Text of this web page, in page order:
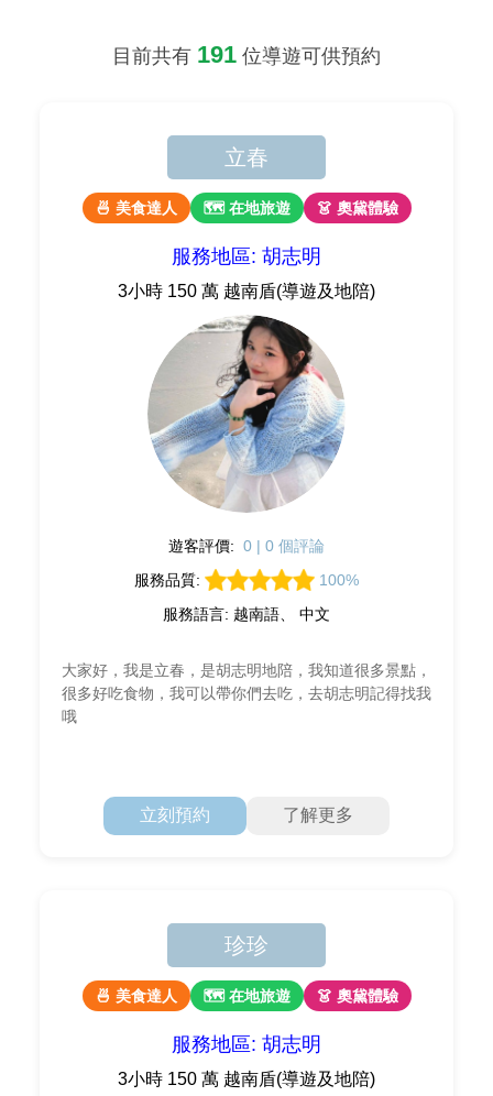
目前共有 191 位導遊可供預約
立春
🍜 美食達人 🗺 在地旅遊 👗 奧黛體驗
服務地區: 胡志明
3小時 150 萬 越南盾(導遊及地陪)
遊客評價: 0 | 0 個評論
服務品質:
100%
服務語言: 越南語、 中文
大家好，我是立春，是胡志明地陪，我知道很多景點，
很多好吃食物，我可以帶你們去吃，去胡志明記得找我
哦
立刻預約 了解更多
珍珍
🍜 美食達人 🗺 在地旅遊 👗 奧黛體驗
服務地區: 胡志明
3小時 150 萬 越南盾(導遊及地陪)